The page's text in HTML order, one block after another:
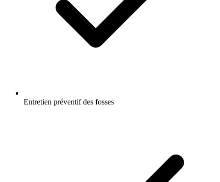
Entretien préventif des fosses